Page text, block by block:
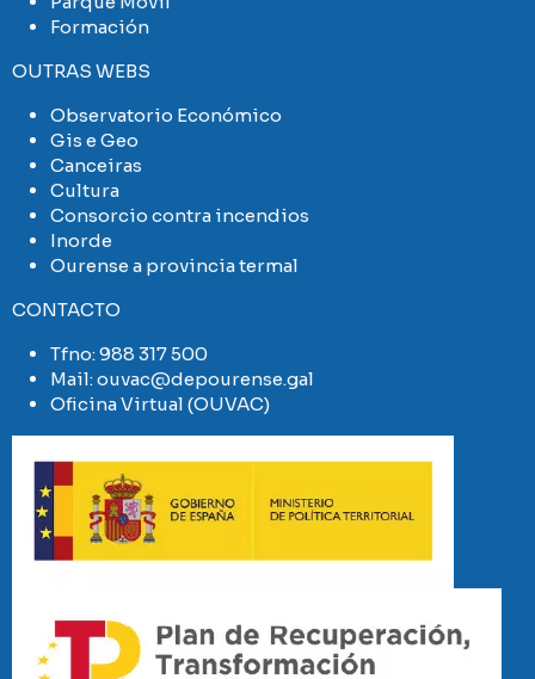
Formación
OUTRAS WEBS
Observatorio Económico
Gis e Geo
Canceiras
Cultura
Consorcio contra incendios
Inorde
Ourense a provincia termal
CONTACTO
Tfno:988 317 500
Mail:ouvac@depourense.gal
Oficina Virtual (OUVAC)